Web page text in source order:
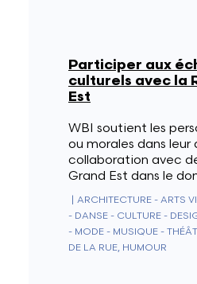
Participer aux
culturels avec la
Est
WBI soutient les
ou morales dans
collaboration avec
Grand Est dans le
ARCHITECTURE - ARTS
- DANSE - CULTURE -
- MODE - MUSIQUE -
DE LA RUE, HUMOUR